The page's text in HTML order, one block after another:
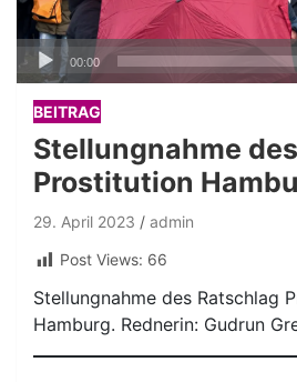
Audio-
Player
00:00
BEITRAG
Stellungnahme
Prostitution
29. April 2023
admin
Post Views: 66
Stellungnahme des Ratschlag
Hamburg. Rednerin: Gudrun